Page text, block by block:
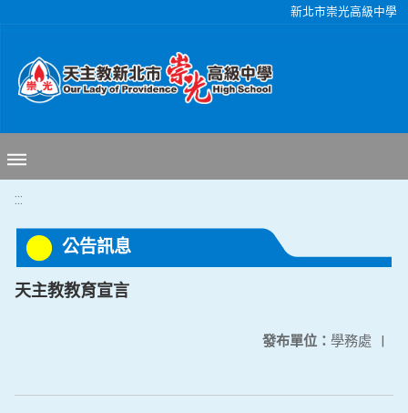
新北市崇光高級中學
:::
公告訊息
天主教教育宣言
發布單位： 學務處 |